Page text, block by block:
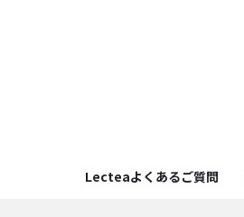
Lecteaよくあるご質問